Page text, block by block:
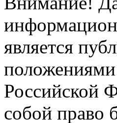
является
положениями
Российской
собой право